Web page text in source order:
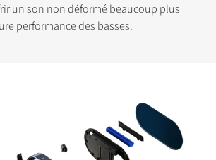
un son non déformé beaucoup plus
performance des basses.